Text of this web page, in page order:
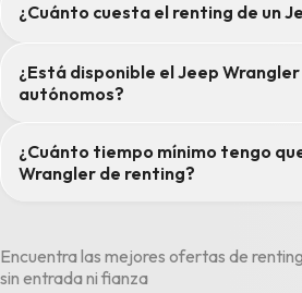
¿Cuánto cuesta el renting de un
¿Está disponible el Jeep
autónomos?
¿Cuánto tiempo mínimo tengo
Wrangler de renting?
Encuentra las mejores ofertas de
sin entrada ni fianza